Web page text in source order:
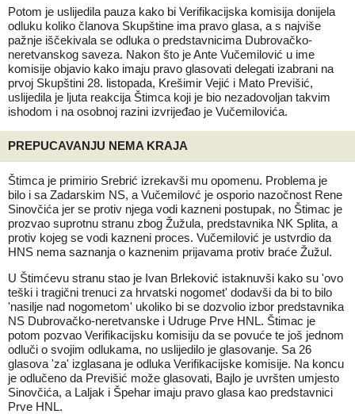
Potom je uslijedila pauza kako bi Verifikacijska komisija donijela
odluku koliko članova Skupštine ima pravo glasa, a s najviše
pažnje iščekivala se odluka o predstavnicima Dubrovačko-
neretvanskog saveza. Nakon što je Ante Vučemilović u ime
komisije objavio kako imaju pravo glasovati delegati izabrani na
prvoj Skupštini 28. listopada, Krešimir Vejić i Mato Previšić,
uslijedila je ljuta reakcija Štimca koji je bio nezadovoljan takvim
ishodom i na osobnoj razini izvrijeđao je Vučemilovića.
PREPUCAVANJU NEMA KRAJA
Štimca je primirio Srebrić izrekavši mu opomenu. Problema je
bilo i sa Zadarskim NS, a Vučemilovć je osporio nazočnost Rene
Sinovčića jer se protiv njega vodi kazneni postupak, no Štimac je
prozvao suprotnu stranu zbog Žužula, predstavnika NK Splita, a
protiv kojeg se vodi kazneni proces. Vučemilović je ustvrdio da
HNS nema saznanja o kaznenim prijavama protiv braće Žužul.
U Štimćevu stranu stao je Ivan Brleković istaknuvši kako su 'ovo
teški i tragični trenuci za hrvatski nogomet' dodavši da bi to bilo
'nasilje nad nogometom' ukoliko bi se dozvolio izbor predstavnika
NS Dubrovačko-neretvanske i Udruge Prve HNL. Štimac je
potom pozvao Verifikacijsku komisiju da se povuće te još jednom
odluči o svojim odlukama, no uslijedilo je glasovanje. Sa 26
glasova 'za' izglasana je odluka Verifikacijske komisije. Na koncu
je odlučeno da Previšić može glasovati, Bajlo je uvršten umjesto
Sinovčića, a Laljak i Špehar imaju pravo glasa kao predstavnici
Prve HNL.